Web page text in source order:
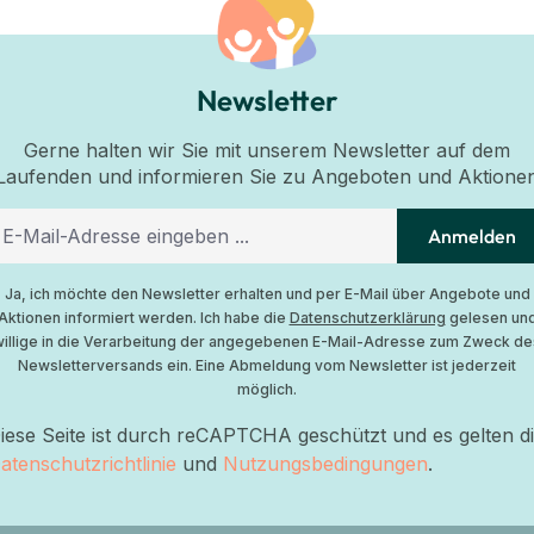
Newsletter
Gerne halten wir Sie mit unserem Newsletter auf dem
und informieren Sie zu Angeboten und
Anmelden
Ja, ich möchte den Newsletter erhalten und per E-Mail über Angebote und
informiert werden. Ich habe die Datenschutzerklärung gelesen
in die Verarbeitung der angegebenen E-Mail-Adresse zum Zweck
Newsletterversands ein. Eine Abmeldung vom Newsletter ist jederzeit
möglich.
Seite ist durch reCAPTCHA geschützt und es gelten
und Nutzungsbedingungen.